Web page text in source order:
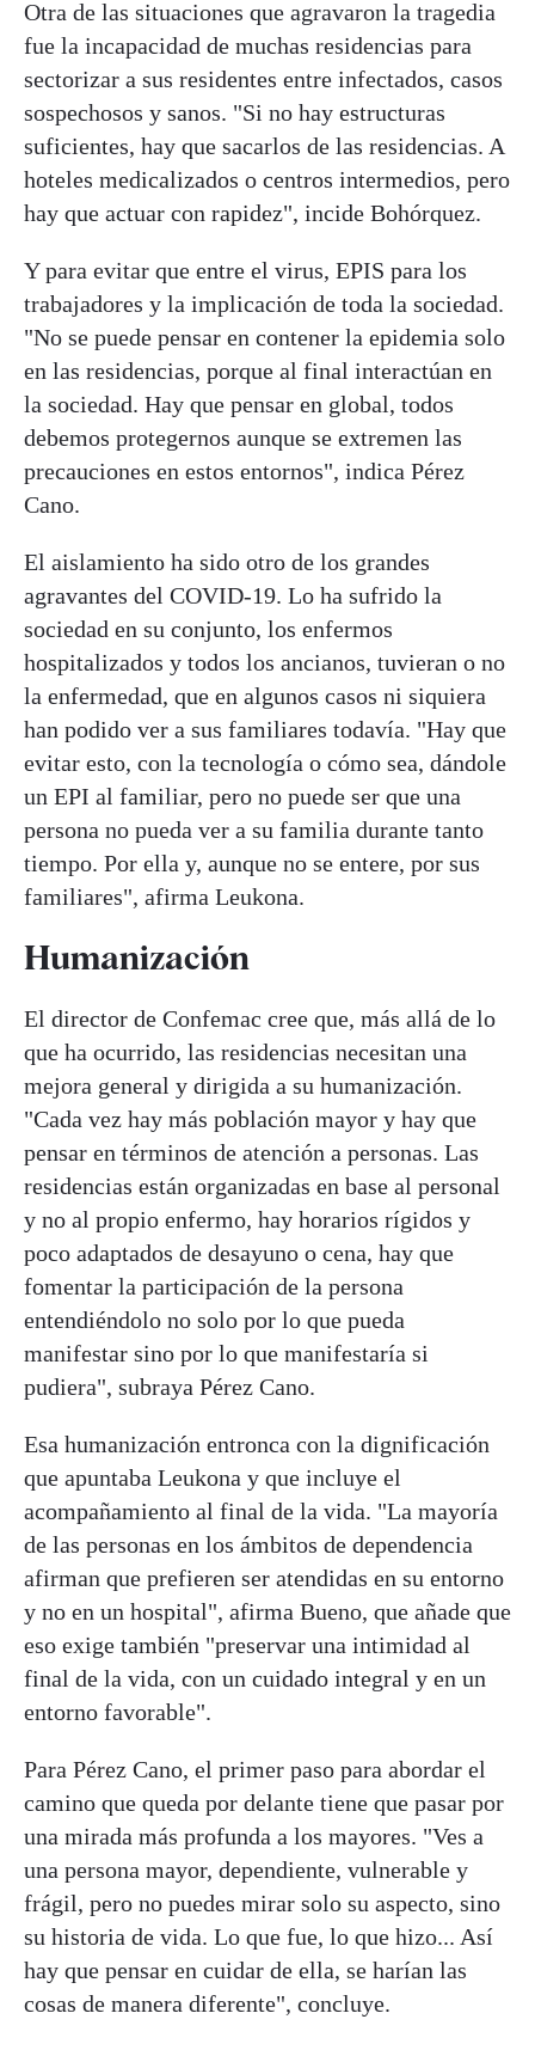
Otra de las situaciones que agravaron la tragedia
fue la incapacidad de muchas residencias para
sectorizar a sus residentes entre infectados, casos
sospechosos y sanos. "Si no hay estructuras
suficientes, hay que sacarlos de las residencias. A
hoteles medicalizados o centros intermedios, pero
hay que actuar con rapidez", incide Bohórquez.
Y para evitar que entre el virus, EPIS para los
trabajadores y la implicación de toda la sociedad.
"No se puede pensar en contener la epidemia solo
en las residencias, porque al final interactúan en
la sociedad. Hay que pensar en global, todos
debemos protegernos aunque se extremen las
precauciones en estos entornos", indica Pérez
Cano.
El aislamiento ha sido otro de los grandes
agravantes del COVID-19. Lo ha sufrido la
sociedad en su conjunto, los enfermos
hospitalizados y todos los ancianos, tuvieran o no
la enfermedad, que en algunos casos ni siquiera
han podido ver a sus familiares todavía. "Hay que
evitar esto, con la tecnología o cómo sea, dándole
un EPI al familiar, pero no puede ser que una
persona no pueda ver a su familia durante tanto
tiempo. Por ella y, aunque no se entere, por sus
familiares", afirma Leukona.
Humanización
El director de Confemac cree que, más allá de lo
que ha ocurrido, las residencias necesitan una
mejora general y dirigida a su humanización.
"Cada vez hay más población mayor y hay que
pensar en términos de atención a personas. Las
residencias están organizadas en base al personal
y no al propio enfermo, hay horarios rígidos y
poco adaptados de desayuno o cena, hay que
fomentar la participación de la persona
entendiéndolo no solo por lo que pueda
manifestar sino por lo que manifestaría si
pudiera", subraya Pérez Cano.
Esa humanización entronca con la dignificación
que apuntaba Leukona y que incluye el
acompañamiento al final de la vida. "La mayoría
de las personas en los ámbitos de dependencia
afirman que prefieren ser atendidas en su entorno
y no en un hospital", afirma Bueno, que añade que
eso exige también "preservar una intimidad al
final de la vida, con un cuidado integral y en un
entorno favorable".
Para Pérez Cano, el primer paso para abordar el
camino que queda por delante tiene que pasar por
una mirada más profunda a los mayores. "Ves a
una persona mayor, dependiente, vulnerable y
frágil, pero no puedes mirar solo su aspecto, sino
su historia de vida. Lo que fue, lo que hizo... Así
hay que pensar en cuidar de ella, se harían las
cosas de manera diferente", concluye.